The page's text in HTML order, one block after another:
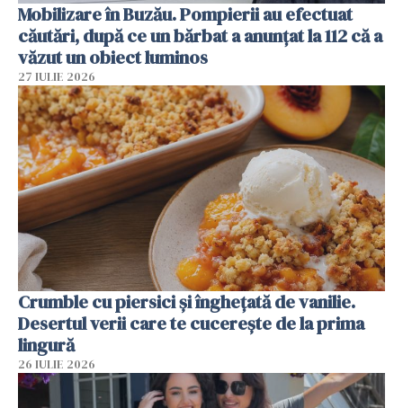
Mobilizare în Buzău. Pompierii au efectuat
căutări, după ce un bărbat a anunțat la 112 că a
văzut un obiect luminos
27 IULIE 2026
Crumble cu piersici și înghețată de vanilie.
Desertul verii care te cucerește de la prima
lingură
26 IULIE 2026